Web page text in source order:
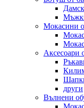
Мокасини
Аксесоари
други
Вълнени